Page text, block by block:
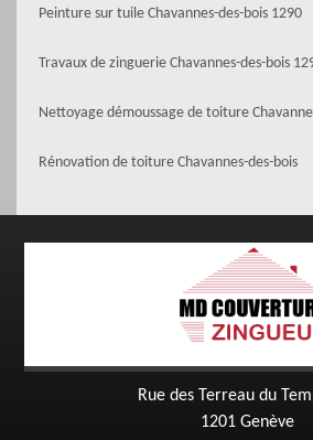
Peinture sur tuile Chavannes-des-bois 1290
Travaux de zinguerie Chavannes-des-bois
Nettoyage démoussage de toiture
Rénovation de toiture Chavannes-des-bois
Rue des Terreau du
1201 Genève